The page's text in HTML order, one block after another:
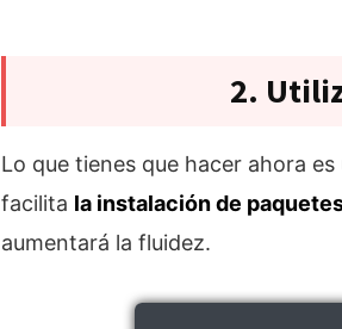
2.
Lo que tienes que hacer ahora
facilita la instalación de
aumentará la fluidez.